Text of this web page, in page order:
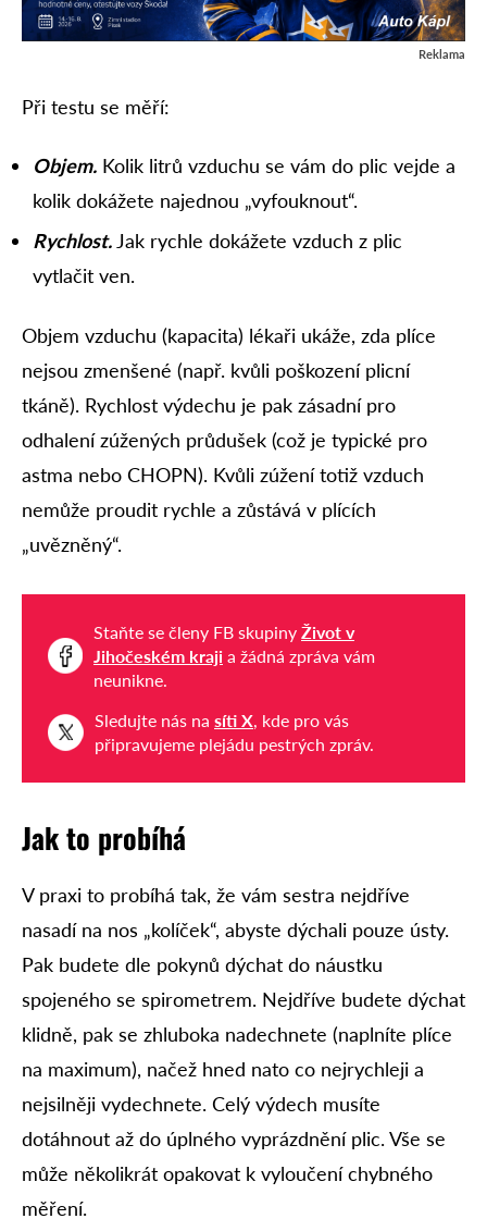
Reklama
Při testu se měří:
Objem. Kolik litrů vzduchu se vám do plic vejde a
kolik dokážete najednou „vyfouknout“.
Rychlost. Jak rychle dokážete vzduch z plic
vytlačit ven.
Objem vzduchu (kapacita) lékaři ukáže, zda plíce
nejsou zmenšené (např. kvůli poškození plicní
tkáně). Rychlost výdechu je pak zásadní pro
odhalení zúžených průdušek (což je typické pro
astma nebo CHOPN). Kvůli zúžení totiž vzduch
nemůže proudit rychle a zůstává v plících
„uvězněný“.
Staňte se členy FB skupiny Život v
Jihočeském kraji a žádná zpráva vám
neunikne.
Sledujte nás na síti X, kde pro vás
připravujeme plejádu pestrých zpráv.
Jak to probíhá
V praxi to probíhá tak, že vám sestra nejdříve
nasadí na nos „kolíček“, abyste dýchali pouze ústy.
Pak budete dle pokynů dýchat do náustku
spojeného se spirometrem. Nejdříve budete dýchat
klidně, pak se zhluboka nadechnete (naplníte plíce
na maximum), načež hned nato co nejrychleji a
nejsilněji vydechnete. Celý výdech musíte
dotáhnout až do úplného vyprázdnění plic. Vše se
může několikrát opakovat k vyloučení chybného
měření.